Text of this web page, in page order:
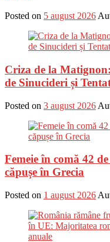
Posted on 5 august 2026
Criza de la
de Sinucideri și
Posted on 3 august 2026
Femeie în comă 42
căpușe în Grecia
Posted on 1 august 2026